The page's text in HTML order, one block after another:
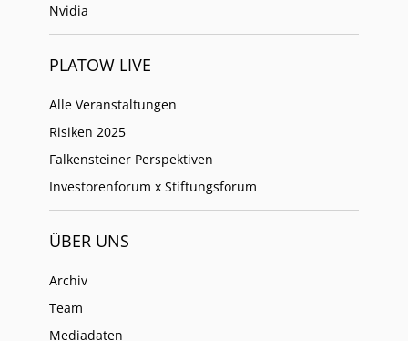
Nvidia
PLATOW LIVE
Alle Veranstaltungen
Risiken 2025
Falkensteiner Perspektiven
Investorenforum x Stiftungsforum
ÜBER UNS
Archiv
Team
Mediadaten